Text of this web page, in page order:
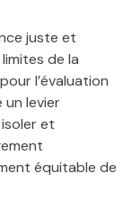
juste et
de la
l’évaluation
levier
et
équitable de